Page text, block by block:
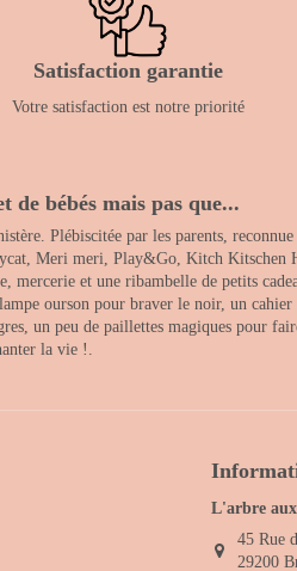
Satisfaction garantie
Votre satisfaction est notre priorité
de bébés mais pas que...
Plébiscitée par les parents,
Meri meri, Play&Go, Kitch
mercerie et une ribambelle de petits
ourson pour braver le noir, un cahier
un peu de paillettes magiques pour
la vie !.
L'arbre
45 Rue
29200